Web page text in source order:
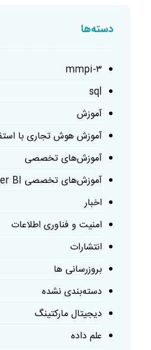
دسته‌ها
mmpi-۳
sql
آموزش
آموزش هوش تجاری با
آموزش‌های تخصصی
آموزش‌های تخصصی Power BI
اخبار
امنیت و فناوری اطلاعات
انتشارات
بروزرسانی ها
دسته‌بندی نشده
دیجیتال مارکتینگ
علم داده